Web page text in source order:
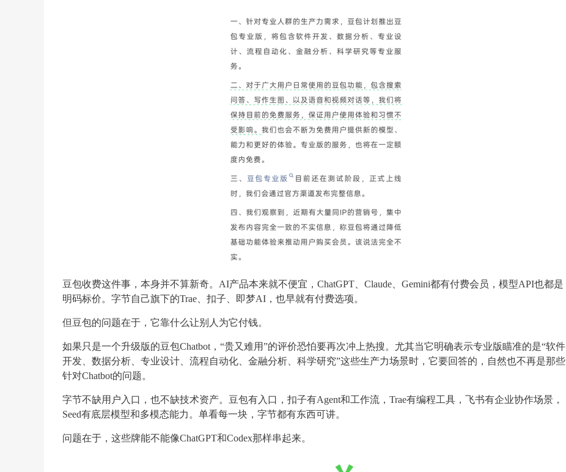
豆包收费这件事，本身并不算新奇。AI产品本来就不便宜，ChatGPT、Claude、Gemini都有付费会员，模型API也都是
明码标价。字节自己旗下的Trae、扣子、即梦AI，也早就有付费选项。
但豆包的问题在于，它靠什么让别人为它付钱。
如果只是一个升级版的豆包Chatbot，“贵又难用”的评价恐怕要再次冲上热搜。尤其当它明确表示专业版瞄准的是“软件
开发、数据分析、专业设计、流程自动化、金融分析、科学研究”这些生产力场景时，它要回答的，自然也不再是那些
针对Chatbot的问题。
字节不缺用户入口，也不缺技术资产。豆包有入口，扣子有Agent和工作流，Trae有编程工具，飞书有企业协作场景，
Seed有底层模型和多模态能力。单看每一块，字节都有东西可讲。
问题在于，这些牌能不能像ChatGPT和Codex那样串起来。